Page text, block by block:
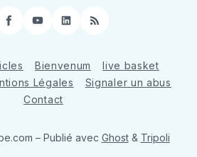
Facebook
YouTube
LinkedIn
RSS
Bienvenum
live basket
Légales
Signaler un abus
Contact
– Publié avec Ghost& Tripoli